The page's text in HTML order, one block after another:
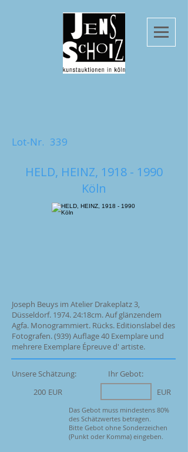
Lot-Nr. 339
HELD, HEINZ, 1918 - 1990
Köln
Joseph Beuys im Atelier Drakeplatz 3,
Düsseldorf. 1974. 24:18cm. Auf glänzendem
Agfa. Monogrammiert. Rücks. Editionslabel des
Fotografen. (939) Auflage 40 Exemplare und
mehrere Exemplare Épreuve d' artiste.
Unsere Schätzung:
200 EUR
Ihr Gebot:
EUR
Das Gebot muss mindestens 80%
des Schätzwertes betragen.
Bitte Gebot ohne Sonderzeichen
(Punkt oder Komma) eingeben.